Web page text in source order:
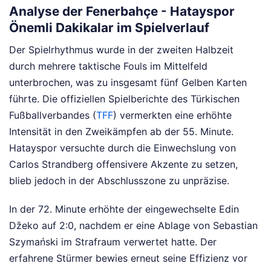
Analyse der Fenerbahçe - Hatayspor
Önemli Dakikalar im Spielverlauf
Der Spielrhythmus wurde in der zweiten Halbzeit
durch mehrere taktische Fouls im Mittelfeld
unterbrochen, was zu insgesamt fünf Gelben Karten
führte. Die offiziellen Spielberichte des Türkischen
Fußballverbandes (TFF) vermerkten eine erhöhte
Intensität in den Zweikämpfen ab der 55. Minute.
Hatayspor versuchte durch die Einwechslung von
Carlos Strandberg offensivere Akzente zu setzen,
blieb jedoch in der Abschlusszone zu unpräzise.
In der 72. Minute erhöhte der eingewechselte Edin
Džeko auf 2:0, nachdem er eine Ablage von Sebastian
Szymański im Strafraum verwertet hatte. Der
erfahrene Stürmer bewies erneut seine Effizienz vor